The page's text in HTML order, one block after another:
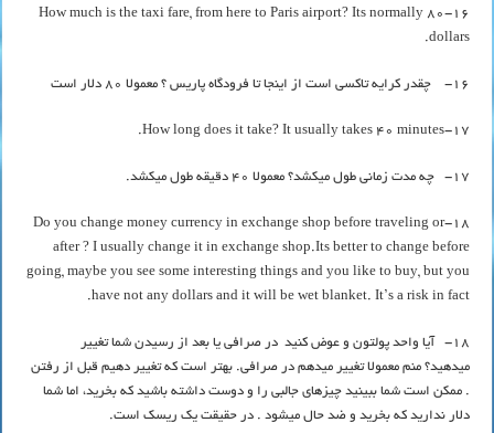
16-How much is the taxi fare, from here to Paris airport? Its normally 80
dollars.
16- چقدر کرایه تاکسی است از اینجا تا فرودگاه پاریس ؟ معمولا 80 دلار است
17-How long does it take? It usually takes 40 minutes.
17- چه مدت زمانی طول میکشد؟ معمولا 40 دقیقه طول میکشد.
18-Do you change money currency in exchange shop before traveling or
after ? I usually change it in exchange shop.Its better to change before
going, maybe you see some interesting things and you like to buy, but you
have not any dollars and it will be wet blanket. It’s a risk in fact.
18- آیا واحد پولتون و عوض کنید در صرافی یا بعد از رسیدن شما تغییر
میدهید؟ منم معمولا تغییر میدهم در صرافی. بهتر است که تغییر دهیم قبل از رفتن
. ممکن است شما ببینید چیزهای جالبی را و دوست داشته باشید که بخرید، اما شما
دلار ندارید که بخرید و ضد حال میشود . در حقیقت یک ریسک است.